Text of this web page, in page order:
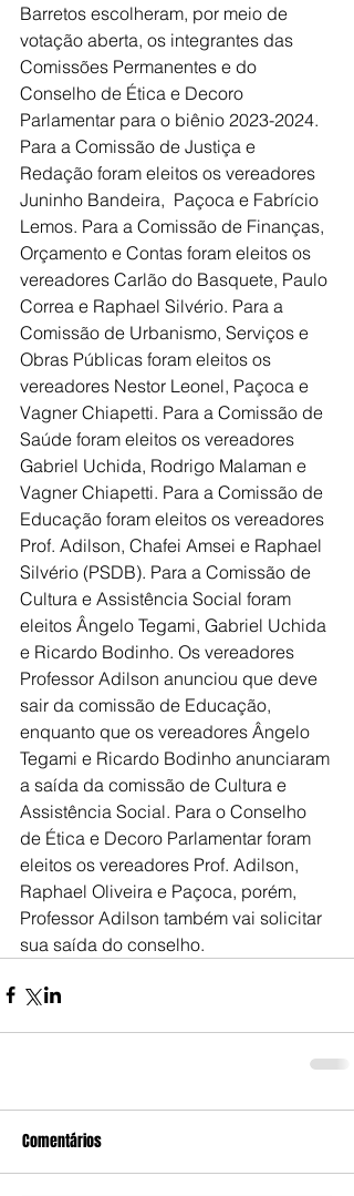
Barretos escolheram, por meio de
votação aberta, os integrantes das
Comissões Permanentes e do
Conselho de Ética e Decoro
Parlamentar para o biênio 2023-2024.
Para a Comissão de Justiça e
Redação foram eleitos os vereadores
Juninho Bandeira,  Paçoca e Fabrício
Lemos. Para a Comissão de Finanças,
Orçamento e Contas foram eleitos os
vereadores Carlão do Basquete, Paulo
Correa e Raphael Silvério. Para a
Comissão de Urbanismo, Serviços e
Obras Públicas foram eleitos os
vereadores Nestor Leonel, Paçoca e
Vagner Chiapetti. Para a Comissão de
Saúde foram eleitos os vereadores
Gabriel Uchida, Rodrigo Malaman e
Vagner Chiapetti. Para a Comissão de
Educação foram eleitos os vereadores
Prof. Adilson, Chafei Amsei e Raphael
Silvério (PSDB). Para a Comissão de
Cultura e Assistência Social foram
eleitos Ângelo Tegami, Gabriel Uchida
e Ricardo Bodinho. Os vereadores
Professor Adilson anunciou que deve
sair da comissão de Educação,
enquanto que os vereadores Ângelo
Tegami e Ricardo Bodinho anunciaram
a saída da comissão de Cultura e
Assistência Social. Para o Conselho
de Ética e Decoro Parlamentar foram
eleitos os vereadores Prof. Adilson,
Raphael Oliveira e Paçoca, porém,
Professor Adilson também vai solicitar
sua saída do conselho.
Comentários